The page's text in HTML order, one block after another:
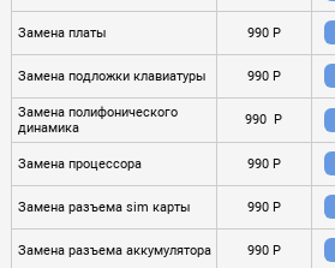
Замена платы 990 P
Замена подложки клавиатуры 990 P
Замена полифонического
динамика
990 P
Замена процессора 990 P
Замена разъема sim карты 990 P
Замена разъема аккумулятора 990 P